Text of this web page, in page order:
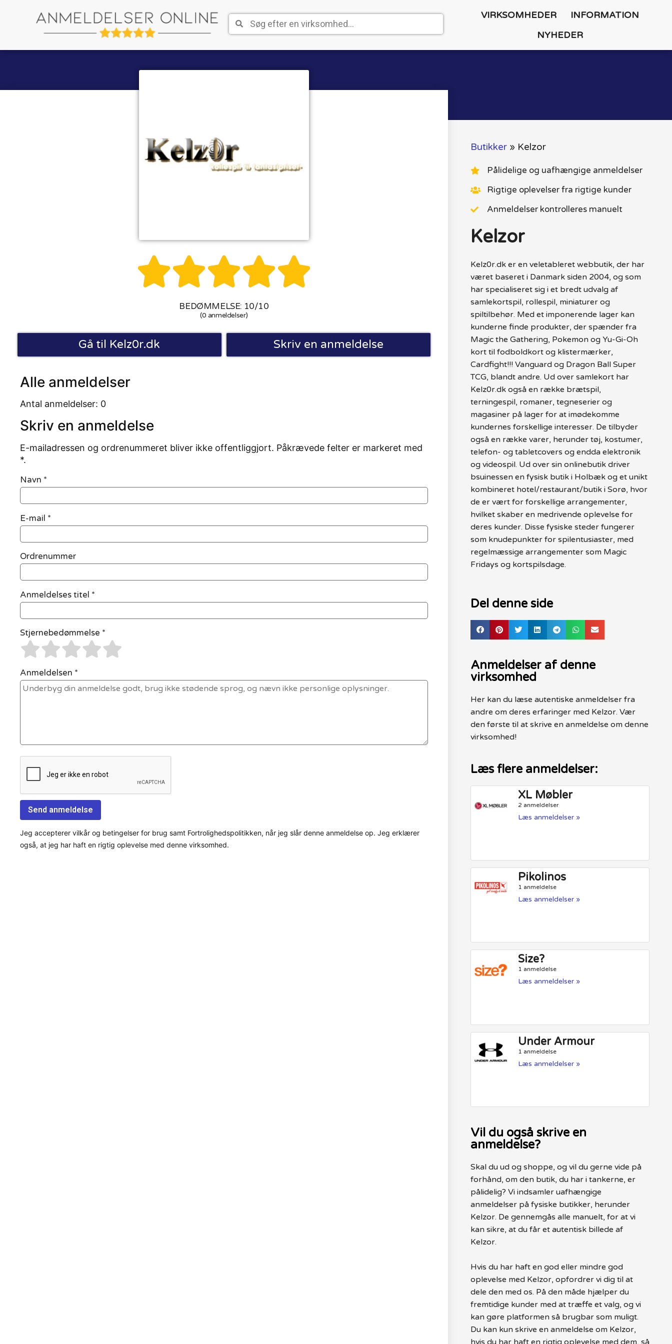
VIRKSOMHEDER
INFORMATION
NYHEDER

BEDØMMELSE: 10/10
(0 anmeldelser)
Gå til Kelz0r.dk Skriv en anmeldelse
Alle anmeldelser
Antal anmeldelser: 0
Skriv en anmeldelse
E-mailadressen og ordrenummeret bliver ikke offentliggjort. Påkrævede felter er markeret med
*.
Navn *
E-mail *
Ordrenummer
Anmeldelses titel *
Stjernebedømmelse *
Anmeldelsen *
Jeg accepterer vilkår og betingelser for brug samt Fortrolighedspolitikken, når jeg slår denne anmeldelse op. Jeg erklærer
også, at jeg har haft en rigtig oplevelse med denne virksomhed.
Butikker» Kelzor
Pålidelige og uafhængige anmeldelser
Rigtige oplevelser fra rigtige kunder
Anmeldelser kontrolleres manuelt
Kelzor
Kelz0r.dk er en veletableret webbutik, der har
været baseret i Danmark siden 2004, og som
har specialiseret sig i et bredt udvalg af
samlekortspil, rollespil, miniaturer og
spiltilbehør. Med et imponerende lager kan
kunderne finde produkter, der spænder fra
Magic the Gathering, Pokemon og Yu-Gi-Oh
kort til fodboldkort og klistermærker,
Cardfight!!! Vanguard og Dragon Ball Super
TCG, blandt andre. Ud over samlekort har
Kelz0r.dk også en række brætspil,
terningespil, romaner, tegneserier og
magasiner på lager for at imødekomme
kundernes forskellige interesser. De tilbyder
også en række varer, herunder tøj, kostumer,
telefon- og tabletcovers og endda elektronik
og videospil. Ud over sin onlinebutik driver
bsuinessen en fysisk butik i Holbæk og et unikt
kombineret hotel/restaurant/butik i Sorø, hvor
de er vært for forskellige arrangementer,
hvilket skaber en medrivende oplevelse for
deres kunder. Disse fysiske steder fungerer
som knudepunkter for spilentusiaster, med
regelmæssige arrangementer som Magic
Fridays og kortspilsdage.
Del denne side
Anmeldelser af denne
virksomhed
Her kan du læse autentiske anmeldelser fra
andre om deres erfaringer med Kelzor. Vær
den første til at skrive en anmeldelse om denne
virksomhed!
Læs flere anmeldelser:
XL Møbler
2 anmeldelser
Læs anmeldelser »
Pikolinos
1 anmeldelse
Læs anmeldelser »
Size?
1 anmeldelse
Læs anmeldelser »
Under Armour
1 anmeldelse
Læs anmeldelser »
Vil du også skrive en
anmeldelse?
Skal du ud og shoppe, og vil du gerne vide på
forhånd, om den butik, du har i tankerne, er
pålidelig? Vi indsamler uafhængige
anmeldelser på fysiske butikker, herunder
Kelzor. De gennemgås alle manuelt, for at vi
kan sikre, at du får et autentisk billede af
Kelzor.
Hvis du har haft en god eller mindre god
oplevelse med Kelzor, opfordrer vi dig til at
dele den med os. På den måde hjælper du
fremtidige kunder med at træffe et valg, og vi
kan gøre platformen så brugbar som muligt.
Du kan kun skrive en anmeldelse om Kelzor,